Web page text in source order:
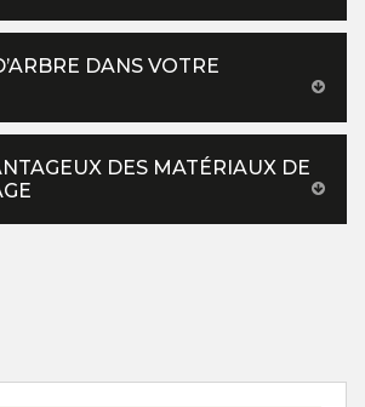
DANS VOTRE
DES MATÉRIAUX DE